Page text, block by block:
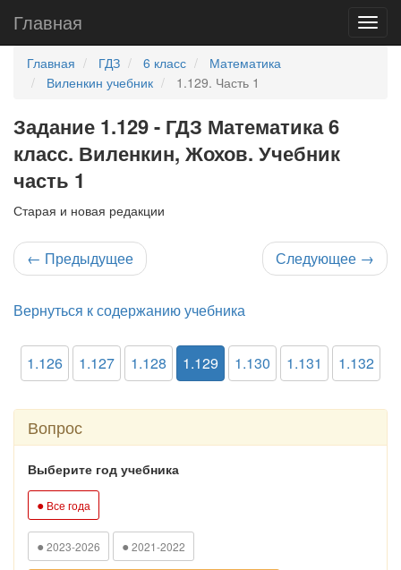
Главная
Главная ГДЗ 6 класс
Математика
Виленкин учебник
1.129. Часть 1
Задание 1.129 - ГДЗ Математика 6
класс. Виленкин, Жохов. Учебник
часть 1
Старая и новая редакции
← Предыдущее Следующее →
Вернуться к содержанию учебника
1.126 1.127 1.128 1.129 1.130 1.131 1.132
Вопрос
Выберите год учебника
● Все года
● 2023-2026 ● 2021-2022